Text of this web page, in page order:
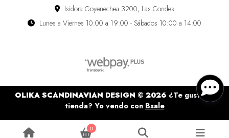
Isidora Goyenechea 3200, Las Condes
Lunes a Viernes 10:00 a 19:00 - Sábados 10:00 a 14:00
OLIKA SCANDINAVIAN DESIGN © 2026 ¿Te gusta mi
tienda? Yo vendo con Bsale
0